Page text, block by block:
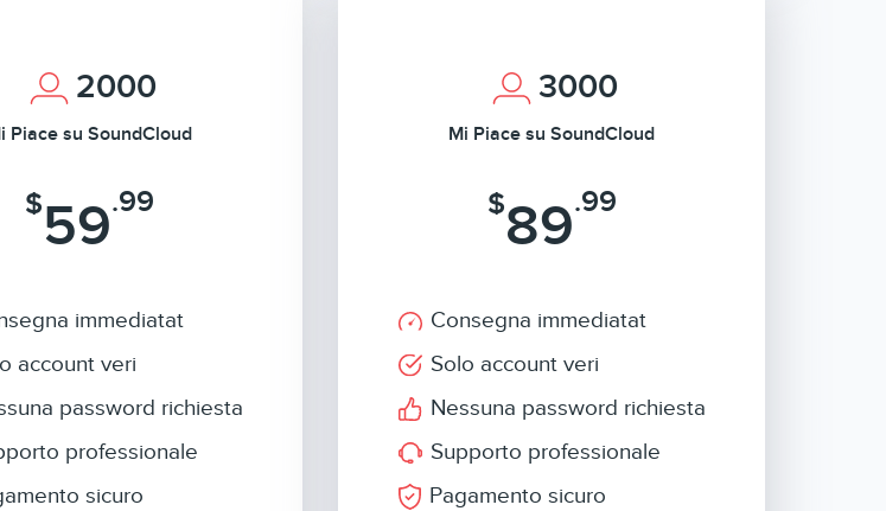
2000
Piace su SoundCloud
$59.99
immediatat
account veri
password richiesta
professionale
sicuro
3000
Mi Piace su SoundCloud
$89.99
Consegna immediatat
Solo account veri
Nessuna password richiesta
Supporto professionale
Pagamento sicuro